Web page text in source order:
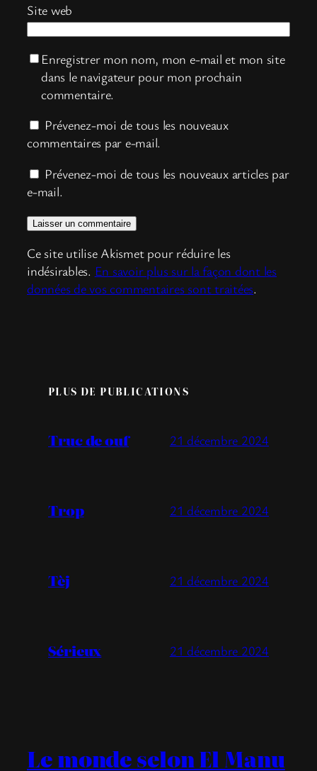
Site web
Enregistrer mon nom, mon e-mail et mon site
dans le navigateur pour mon prochain
commentaire.
Prévenez-moi de tous les nouveaux
commentaires par e-mail.
Prévenez-moi de tous les nouveaux articles par
e-mail.
Ce site utilise Akismet pour réduire les
indésirables. En savoir plus sur la façon dont les
données de vos commentaires sont traitées.
PLUS DE PUBLICATIONS
Truc de ouf 21 décembre 2024
Trop 21 décembre 2024
Tèj 21 décembre 2024
Sérieux 21 décembre 2024
Le monde selon El Manu